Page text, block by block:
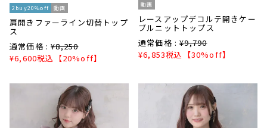
2buy20%off 動画
肩開きファーライン切替トップ
ス
通常価格 : ¥8,250
¥6,600税込 【20%off】
動画
レースアップデコルテ開きケー
ブルニットトップス
通常価格 : ¥9,790
¥6,853税込 【30%off】